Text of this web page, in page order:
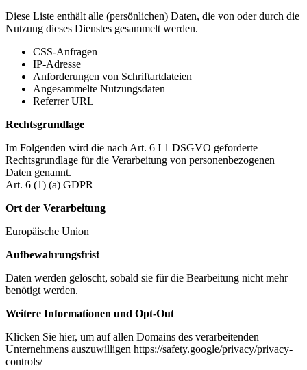
Diese Liste enthält alle (persönlichen) Daten, die von oder durch die
Nutzung dieses Dienstes gesammelt werden.
CSS-Anfragen
IP-Adresse
Anforderungen von Schriftartdateien
Angesammelte Nutzungsdaten
Referrer URL
Rechtsgrundlage
Im Folgenden wird die nach Art. 6 I 1 DSGVO geforderte
Rechtsgrundlage für die Verarbeitung von personenbezogenen
Daten genannt.
Art. 6 (1) (a) GDPR
Ort der Verarbeitung
Europäische Union
Aufbewahrungsfrist
Daten werden gelöscht, sobald sie für die Bearbeitung nicht mehr
benötigt werden.
Weitere Informationen und Opt-Out
Klicken Sie hier, um auf allen Domains des verarbeitenden
Unternehmens auszuwilligen https://safety.google/privacy/privacy-
controls/